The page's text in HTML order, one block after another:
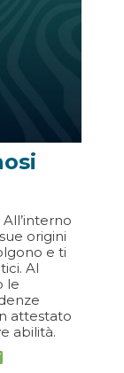
origini
e ti
Al
le
attestato
abilità.